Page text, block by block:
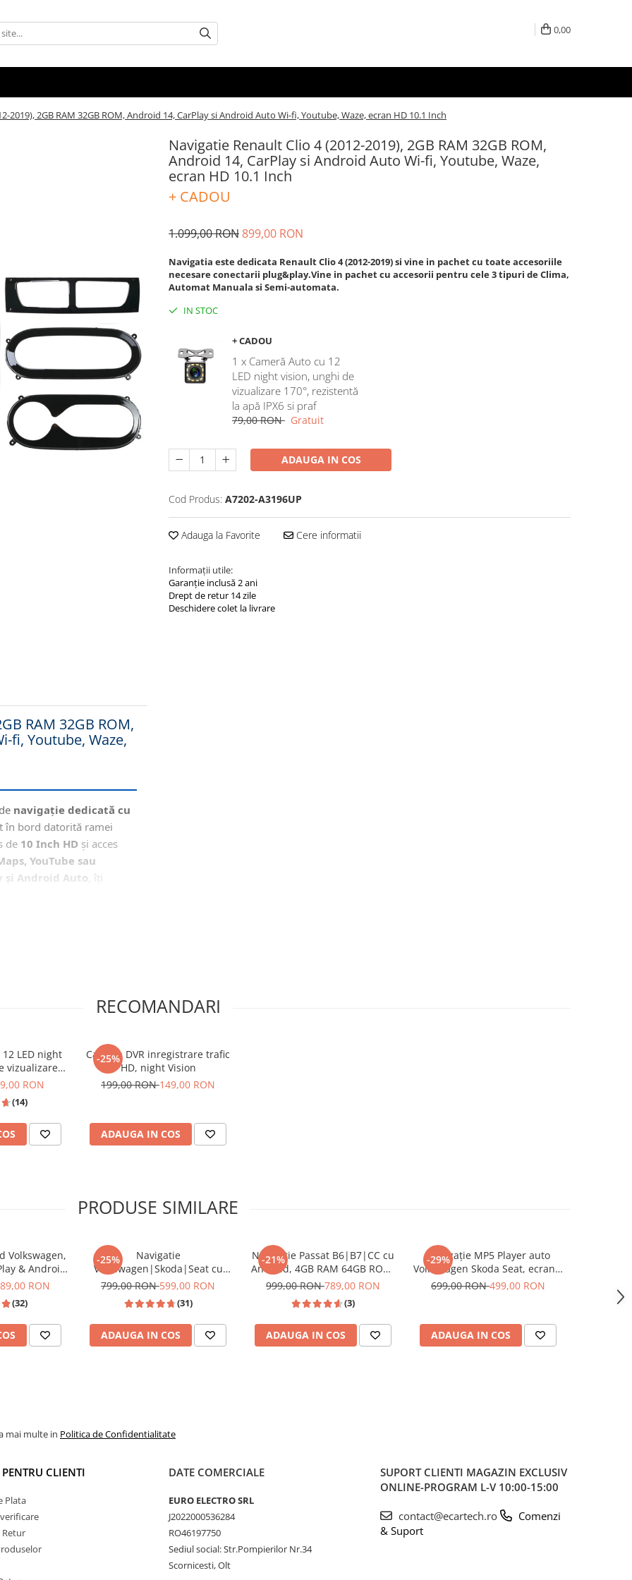
0,00
2019), 2GB RAM 32GB ROM, Android 14, CarPlay si Android Auto Wi-fi, Youtube, Waze, ecran HD 10.1 Inch
Navigatie Renault Clio 4 (2012-2019), 2GB RAM 32GB ROM,
Android 14, CarPlay si Android Auto Wi-fi, Youtube, Waze,
ecran HD 10.1 Inch
+ CADOU
1.099,00 RON899,00 RON
Navigatia este dedicata Renault Clio 4 (2012-2019) si vine in pachet cu toate accesoriile
necesare conectarii plug&play.Vine in pachet cu accesorii pentru cele 3 tipuri de Clima,
Automat Manuala si Semi-automata.
IN STOC
+ CADOU
1 x Cameră Auto cu 12
LED night vision, unghi de
vizualizare 170°, rezistentă
la apă IPX6 si praf
79,00 RON Gratuit
ADAUGA IN COS
Cod Produs: A7202-A3196UP
Adauga la Favorite Cere informatii
Informații utile:
Garanție inclusă 2 ani
Drept de retur 14 zile
Deschidere colet la livrare
RAM 32GB ROM,
fi, Youtube, Waze,
navigație dedicată cu
în bord datorită ramei
de 10 Inch HD și acces
YouTube sau
și Android Auto , îți
uși deschise,
turație motor și grafică
(afișare climă pe
strict pentru
de răcire activmontat
fluiditate în rulaj
vară sau la utilizare
RECOMANDARI
LED night
vizualizare
apă IPX6 si
RON
(14)
-25%
Camera DVR inregistrare trafic
HD, night Vision
199,00 RON149,00 RON
ADAUGA IN COS
PRODUSE SIMILARE
Volkswagen,
& Android
Golf
Touran
RON
(32)
-25%
Navigatie
Volkswagen|Skoda|Seat cu
Android, Ecran de 9 Inch,
dedicata Golf 5, Golf 6, Jetta,
Passat B6, CC, B7, Polo, Tiguan,
Touran, Skoda, Seat
799,00 RON599,00 RON
(31)
ADAUGA IN COS
-21%
Navigatie Passat B6|B7|CC cu
Android, 4GB RAM 64GB ROM,
DSP, cu CarPlay si Android Auto
FHD 10.1 Inch
999,00 RON789,00 RON
(3)
ADAUGA IN COS
-29%
Navigație MP5 Player auto
Volkswagen Skoda Seat, ecran 7
inch, CarPlay și Android Auto
HD
699,00 RON499,00 RON
ADAUGA IN COS
mai multe in Politica de Confidentialitate
CLIENTI
Plata
Retur
DATE COMERCIALE
EURO ELECTRO SRL
J2022000536284
RO46197750
Sediul social: Str.Pompierilor Nr.34
Scornicesti, Olt
SUPORT CLIENTI MAGAZIN EXCLUSIV
ONLINE-PROGRAM L-V 10:00-15:00
contact@ecartech.ro
Comenzi
& Suport